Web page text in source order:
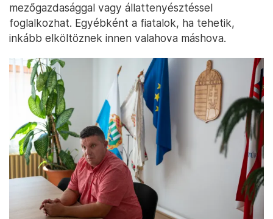
mezőgazdasággal vagy állattenyésztéssel
foglalkozhat. Egyébként a fiatalok, ha tehetik,
inkább elköltöznek innen valahova máshova.